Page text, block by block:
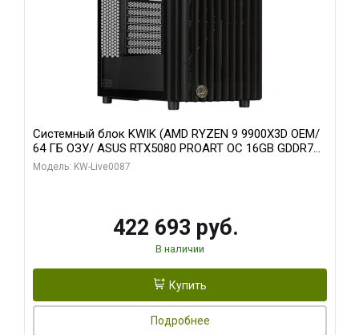
Системный блок KWIK (AMD RYZEN 9 9900X3D OEM/
64 ГБ ОЗУ/ ASUS RTX5080 PROART OC 16GB GDDR7
256bit Type-C DP 2/ 1 ТБ SSD)
Модель: KW-Live0087
422 693 руб.
В наличии
Купить
Подробнее